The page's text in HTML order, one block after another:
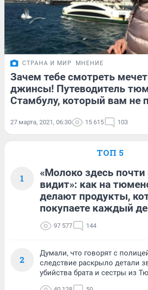
СТРАНА И МИР МНЕНИЕ
Зачем тебе смотреть
джинсы! Путеводитель
Стамбулу, который вам не
27 марта, 2021, 06:30 15 615 103
ТОП 5
1
«Молоко здесь почти
видит»: как на
делают продукты,
покупаете каждый
97 577 144
2
Думали, что говорят с
следствие раскрыло детали
убийства брата и сестры из